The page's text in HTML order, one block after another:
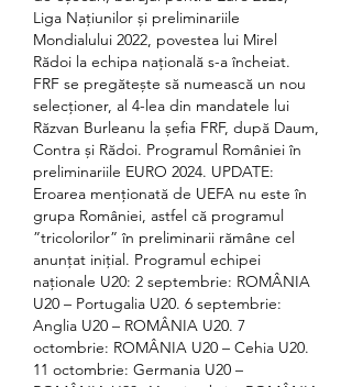
Liga Națiunilor și preliminariile
Mondialului 2022, povestea lui Mirel
Rădoi la echipa națională s-a încheiat.
FRF se pregătește să numească un nou
selecționer, al 4-lea din mandatele lui
Răzvan Burleanu la șefia FRF, după Daum,
Contra și Rădoi. Programul României în
preliminariile EURO 2024. UPDATE:
Eroarea menționată de UEFA nu este în
grupa României, astfel că programul
”tricolorilor” în preliminarii rămâne cel
anunțat inițial. Programul echipei
naționale U20: 2 septembrie: ROMÂNIA
U20 – Portugalia U20. 6 septembrie:
Anglia U20 – ROMÂNIA U20. 7
octombrie: ROMÂNIA U20 – Cehia U20.
11 octombrie: Germania U20 –